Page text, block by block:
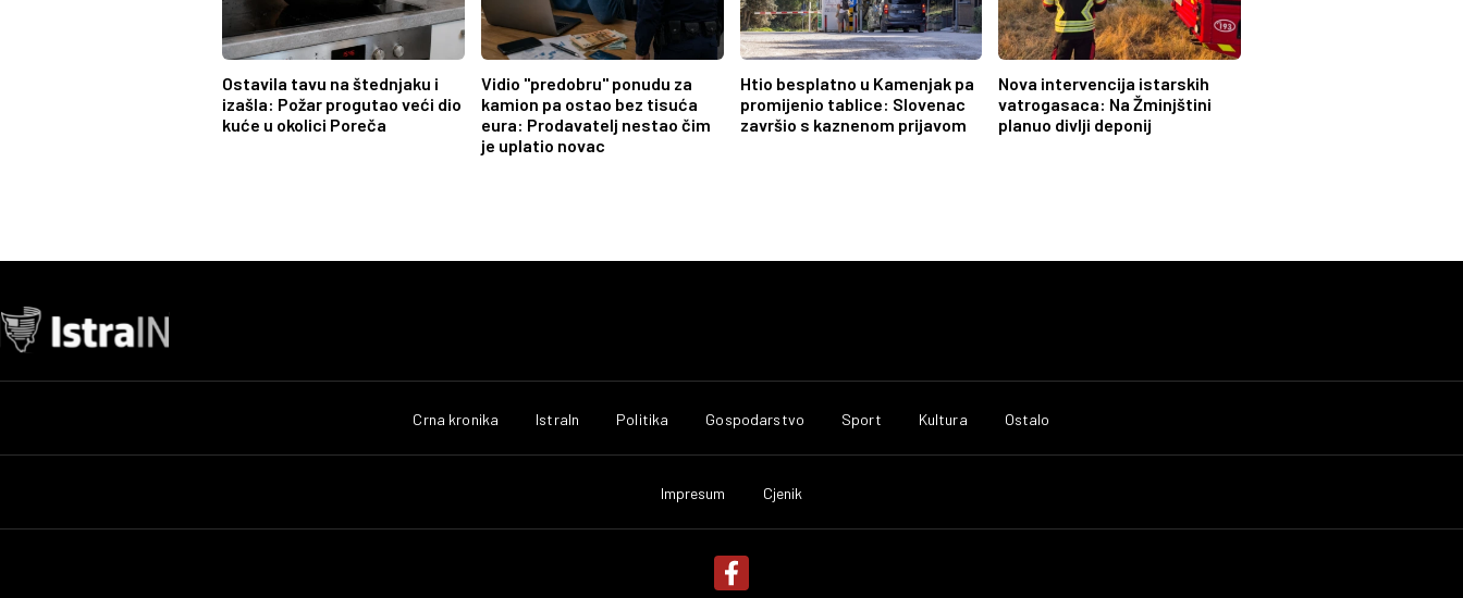
Ostavila tavu na štednjaku i
izašla: Požar progutao veći dio
kuće u okolici Poreča
Vidio "predobru" ponudu za
kamion pa ostao bez tisuća
eura: Prodavatelj nestao čim
je uplatio novac
Htio besplatno u Kamenjak pa
promijenio tablice: Slovenac
završio s kaznenom prijavom
Nova intervencija istarskih
vatrogasaca: Na Žminjštini
planuo divlji deponij
Crna kronika IstraIn Politika Gospodarstvo Sport Kultura Ostalo
Impresum Cjenik